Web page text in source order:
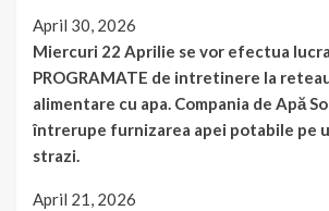
April 30, 2026
Miercuri 22 Aprilie se vor efectua
PROGRAMATE de intretinere la
alimentare cu apa. Compania de Apă
întrerupe furnizarea apei potabile pe
strazi.
April 21, 2026